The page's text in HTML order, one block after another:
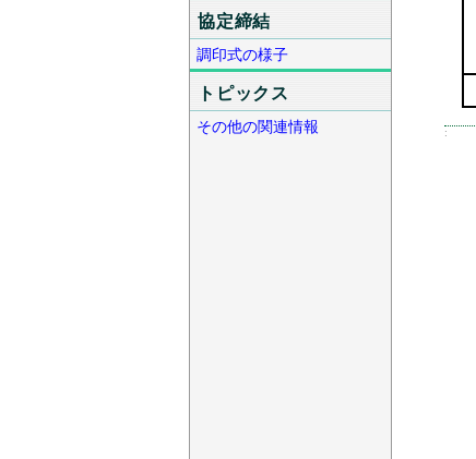
協定締結
調印式の様子
トピックス
その他の関連情報 :